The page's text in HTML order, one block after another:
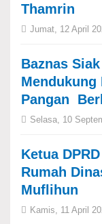
Thamrin
Jumat, 12 April
Baznas
Mendukung
Pangan
Selasa, 10
Ketua
Rumah
Muflihun
Kamis, 11 April